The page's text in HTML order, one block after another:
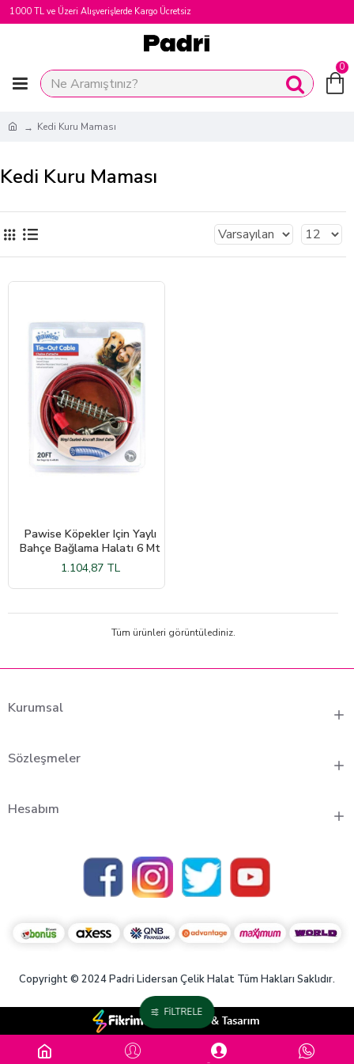
1000 TL ve Üzeri Alışverişlerde Kargo Ücretsiz
0
Kedi Kuru Maması
Kedi Kuru Maması
Pawise Köpekler Için Yaylı
Bahçe Bağlama Halatı 6 Mt
1.104,87 TL
Tüm ürünleri görüntülediniz.
Kurumsal
Sözleşmeler
Hesabım
Copyright © 2024 Padri Lidersan Çelik Halat Tüm Hakları Saklıdır.
FILTRELE